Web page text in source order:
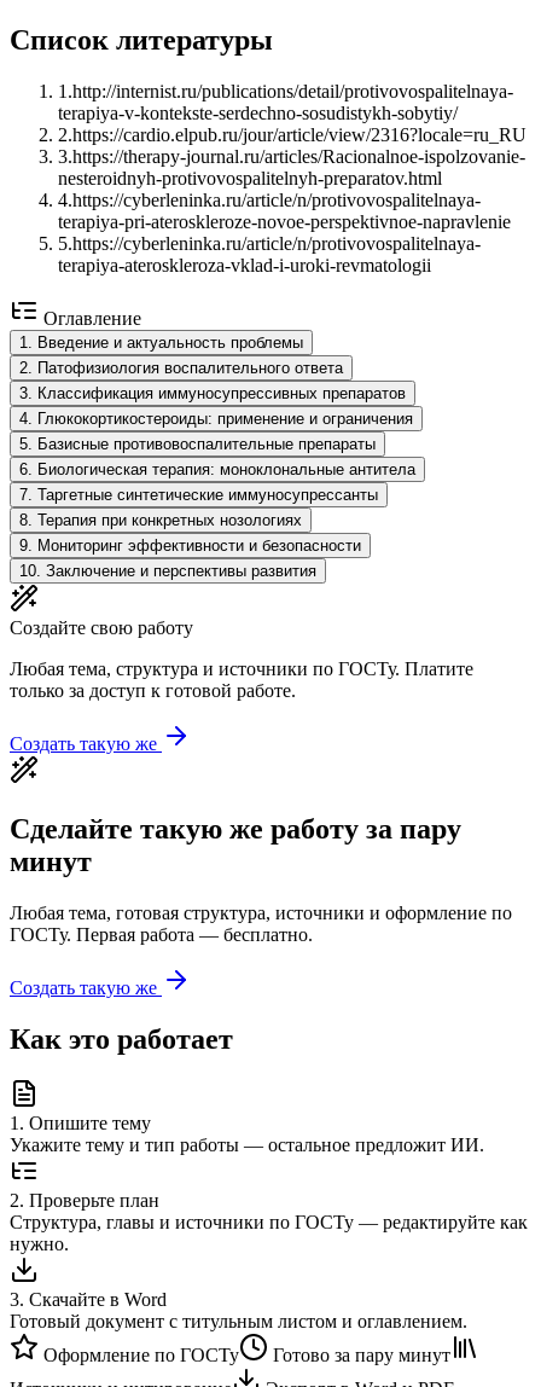
Список литературы
1 .http://internist.ru/publications/detail/protivovospalitelnaya-
terapiya-v-kontekste-serdechno-sosudistykh-sobytiy/
2.https://cardio.elpub.ru/jour/article/view/2316?locale=ru_RU
3.https://therapy-journal.ru/articles/Racionalnoe-ispolzovanie-
nesteroidnyh-protivovospalitelnyh-preparatov.html
4.https://cyberleninka.ru/article/n/protivovospalitelnaya-
terapiya-pri-ateroskleroze-novoe-perspektivnoe-napravlenie
5.https://cyberleninka.ru/article/n/protivovospalitelnaya-
terapiya-ateroskleroza-vklad-i-uroki-revmatologii
Оглавление
1
Введение и актуальность проблемы
2
Патофизиология воспалительного ответа
3
Классификация иммуносупрессивных препаратов
4
Глюкокортикостероиды: применение и ограничения
5
Базисные противовоспалительные препараты
6
Биологическая терапия: моноклональные антитела
7 Таргетные синтетические иммуносупрессанты
8 Терапия при конкретных нозологиях
9
Мониторинг эффективности и безопасности
10 Заключение и перспективы развития
Создайте свою работу
Любая тема, структура и источники по ГОСТу. Платите
только за доступ к готовой работе.
Создать такую же
Сделайте такую же работу за пару
минут
Любая тема, готовая структура, источники и оформление по
ГОСТу. Первая работа — бесплатно.
Создать такую же
Как это работает
1. Опишите тему
Укажите тему и тип работы — остальное предложит ИИ.
2. Проверьте план
Структура, главы и источники по ГОСТу — редактируйте как
нужно.
3. Скачайте в Word
Готовый документ с титульным листом и оглавлением.
Оформление по ГОСТу
Готово за пару минут